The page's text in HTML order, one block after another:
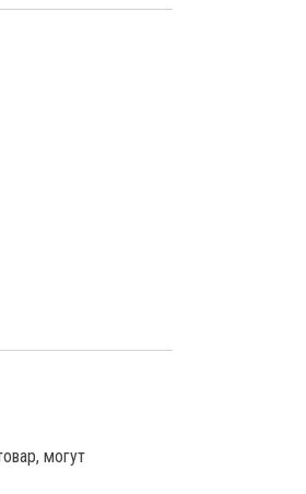
могут